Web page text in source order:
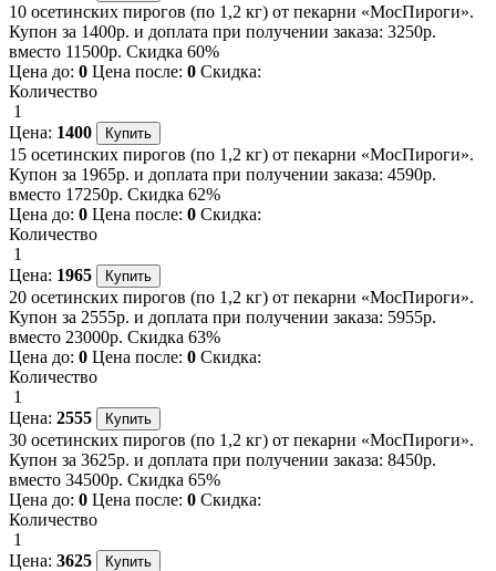
10 осетинских пирогов (по 1,2 кг) от пекарни «МосПироги».
Купон за 1400р. и доплата при получении заказа: 3250р.
вместо 11500р. Скидка 60%
Цена до: 0 Цена после: 0 Скидка:
Количество
1
Цена: 1400
15 осетинских пирогов (по 1,2 кг) от пекарни «МосПироги».
Купон за 1965р. и доплата при получении заказа: 4590р.
вместо 17250р. Скидка 62%
Цена до: 0 Цена после: 0 Скидка:
Количество
1
Цена: 1965
20 осетинских пирогов (по 1,2 кг) от пекарни «МосПироги».
Купон за 2555р. и доплата при получении заказа: 5955р.
вместо 23000р. Скидка 63%
Цена до: 0 Цена после: 0 Скидка:
Количество
1
Цена: 2555
30 осетинских пирогов (по 1,2 кг) от пекарни «МосПироги».
Купон за 3625р. и доплата при получении заказа: 8450р.
вместо 34500р. Скидка 65%
Цена до: 0 Цена после: 0 Скидка:
Количество
1
Цена: 3625